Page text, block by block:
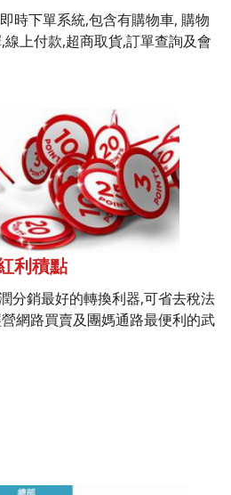
時下單系統,包含有購物車, 購物
上付款,超商取貨,訂單查詢及會
利積點
分銷最好的轉換利器,可省去稅法
網路買賣及團媽通路最便利的武